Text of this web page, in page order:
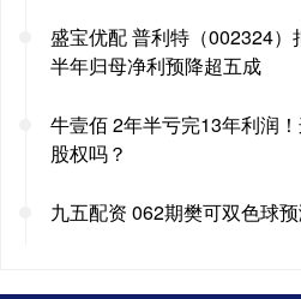
盛宝优配 普利特（002324
半年归母净利预降超五成
牛壹佰 2年半亏完13年利润
股权吗？
九五配资 062期樊可双色球